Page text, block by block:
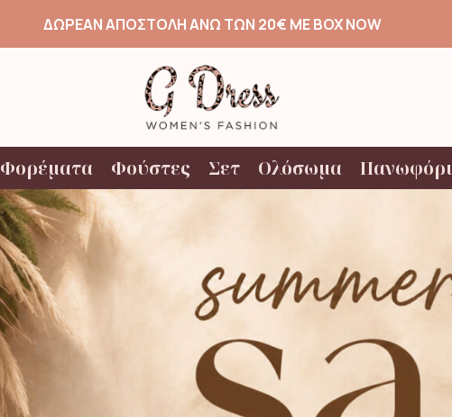
ΔΩΡΕΑΝ ΑΠΟΣΤΟΛΗ ΑΝΩ ΤΩΝ 20€ ΜΕ BOX NOW
Φορέματα Φούστες Σετ Ολόσωμα